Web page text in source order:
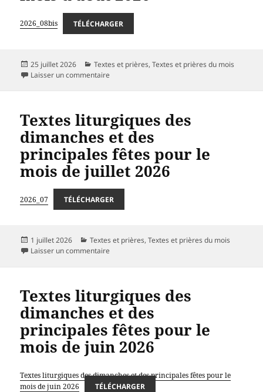
2026_08bis TÉLÉCHARGER
Publié
le
25 juillet 2026 Catégories
Textes et prières,Textes et prières du mois
Laisser un commentairesur Textes liturgiques des dimanches et des
Textes liturgiques des
dimanches et des
principales fêtes pour le
mois de juillet 2026
2026_07 TÉLÉCHARGER
Publié
le
1 juillet 2026 Catégories
Textes et prières,Textes et prières du mois
Laisser un commentairesur Textes liturgiques des dimanches et des
Textes liturgiques des
dimanches et des
principales fêtes pour le
mois de juin 2026
Textes liturgiques des dimanches et des principales fêtes pour le
mois de juin 2026
TÉLÉCHARGER